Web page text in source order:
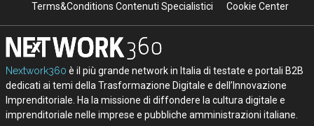
Terms&Conditions Contenuti Specialistici
Cookie Center
Nextwork360 è il più grande network in Italia di testate e portali B2B
dedicati ai temi della Trasformazione Digitale e dell’Innovazione
Imprenditoriale. Ha la missione di diffondere la cultura digitale e
imprenditoriale nelle imprese e pubbliche amministrazioni italiane.